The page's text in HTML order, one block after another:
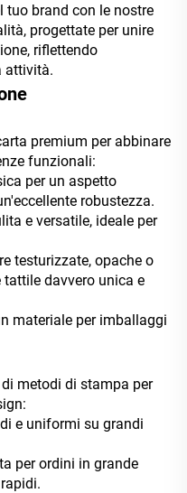
tuo brand con le nostre
progettate per unire
riflettendo
attività.
premium per abbinare
funzionali:
per un aspetto
robustezza.
e versatile, ideale per
testurizzate, opache o
davvero unica e
materiale per imballaggi
metodi di stampa per
e uniformi su grandi
per ordini in grande